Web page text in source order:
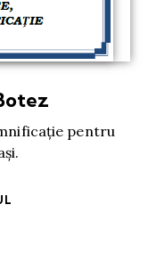
pentru